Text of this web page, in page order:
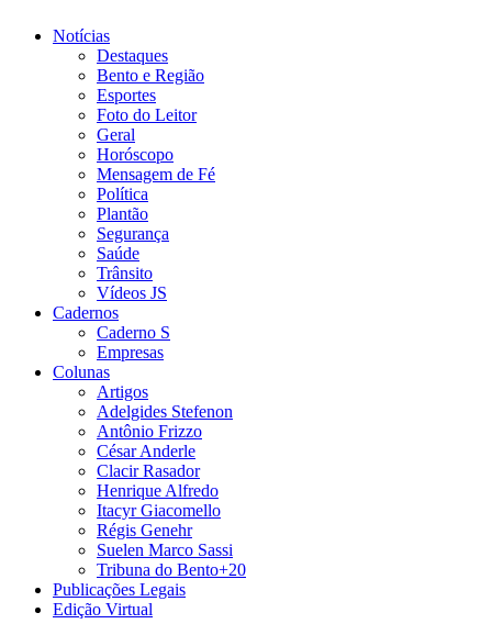
Notícias
Destaques
Bento e Região
Esportes
Foto do Leitor
Geral
Horóscopo
Mensagem de Fé
Política
Plantão
Segurança
Saúde
Trânsito
Vídeos JS
Cadernos
Caderno S
Empresas
Colunas
Artigos
Adelgides Stefenon
Antônio Frizzo
César Anderle
Clacir Rasador
Henrique Alfredo
Itacyr Giacomello
Régis Genehr
Suelen Marco Sassi
Tribuna do Bento+20
Publicações Legais
Edição Virtual